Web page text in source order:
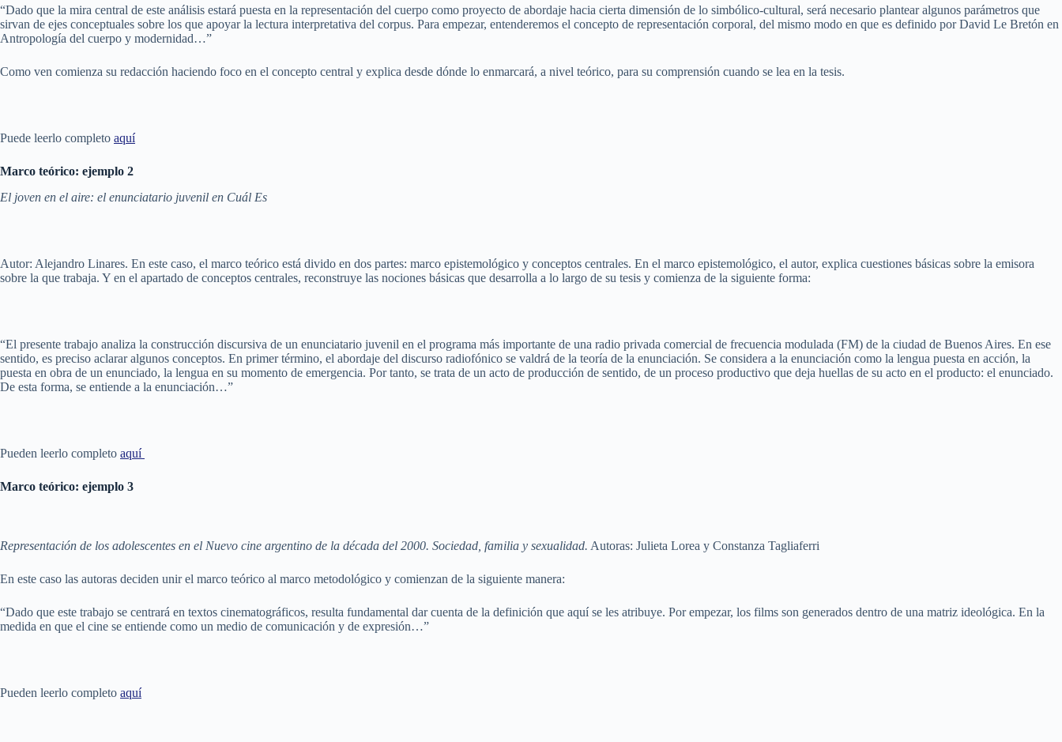
“Dado que la mira central de este análisis estará puesta en la representación del cuerpo como proyecto de abordaje hacia cierta dimensión de lo simbólico-cultural, será necesario plantear algunos parámetros que
sirvan de ejes conceptuales sobre los que apoyar la lectura interpretativa del corpus. Para empezar, entenderemos el concepto de representación corporal, del mismo modo en que es definido por David Le Bretón en
Antropología del cuerpo y modernidad…”
Como ven comienza su redacción haciendo foco en el concepto central y explica desde dónde lo enmarcará, a nivel teórico, para su comprensión cuando se lea en la tesis.
Puede leerlo completo aquí
Marco teórico: ejemplo 2
El joven en el aire: el enunciatario juvenil en Cuál Es
Autor: Alejandro Linares. En este caso, el marco teórico está divido en dos partes: marco epistemológico y conceptos centrales. En el marco epistemológico, el autor, explica cuestiones básicas sobre la emisora
sobre la que trabaja. Y en el apartado de conceptos centrales, reconstruye las nociones básicas que desarrolla a lo largo de su tesis y comienza de la siguiente forma:
“El presente trabajo analiza la construcción discursiva de un enunciatario juvenil en el programa más importante de una radio privada comercial de frecuencia modulada (FM) de la ciudad de Buenos Aires. En ese
sentido, es preciso aclarar algunos conceptos. En primer término, el abordaje del discurso radiofónico se valdrá de la teoría de la enunciación. Se considera a la enunciación como la lengua puesta en acción, la
puesta en obra de un enunciado, la lengua en su momento de emergencia. Por tanto, se trata de un acto de producción de sentido, de un proceso productivo que deja huellas de su acto en el producto: el enunciado.
De esta forma, se entiende a la enunciación…”
Pueden leerlo completo aquí
Marco teórico: ejemplo 3
Representación de los adolescentes en el Nuevo cine argentino de la década del 2000. Sociedad, familia y sexualidad. Autoras: Julieta Lorea y Constanza Tagliaferri
En este caso las autoras deciden unir el marco teórico al marco metodológico y comienzan de la siguiente manera:
“Dado que este trabajo se centrará en textos cinematográficos, resulta fundamental dar cuenta de la definición que aquí se les atribuye. Por empezar, los films son generados dentro de una matriz ideológica. En la
medida en que el cine se entiende como un medio de comunicación y de expresión…”
Pueden leerlo completo aquí